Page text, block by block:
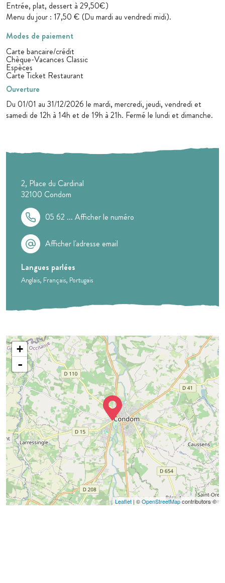
Entrée, plat, dessert à 29,50€)
Menu du jour : 17,50 € (Du mardi au vendredi midi).
Modes de paiement
Carte bancaire/crédit
Chèque-Vacances Classic
Espèces
Carte Ticket Restaurant
Ouverture
Du 01/01 au 31/12/2026 le mardi, mercredi, jeudi, vendredi et
samedi de 12h à 14h et de 19h à 21h. Fermé le lundi et dimanche.
2, Place du Cardinal
32100 Condom
05 62 ... Afficher le numéro
Afficher l'adresse email
Langues parlées
Anglais Français Portugais
+
-
Leaflet | ©OpenStreetMapcontributors ©